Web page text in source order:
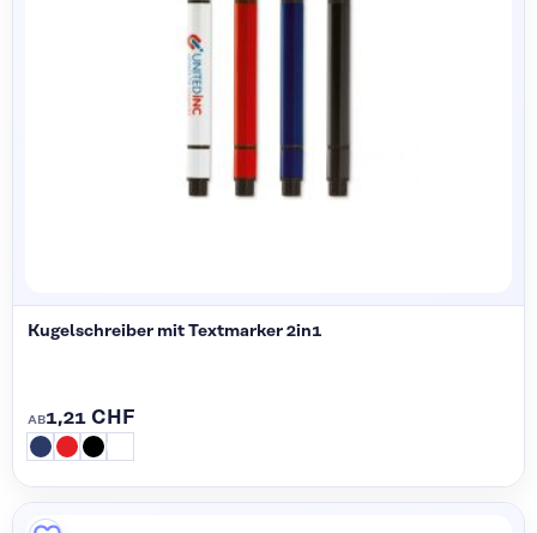
Kugelschreiber mit Textmarker 2in1
AB1,21 CHF